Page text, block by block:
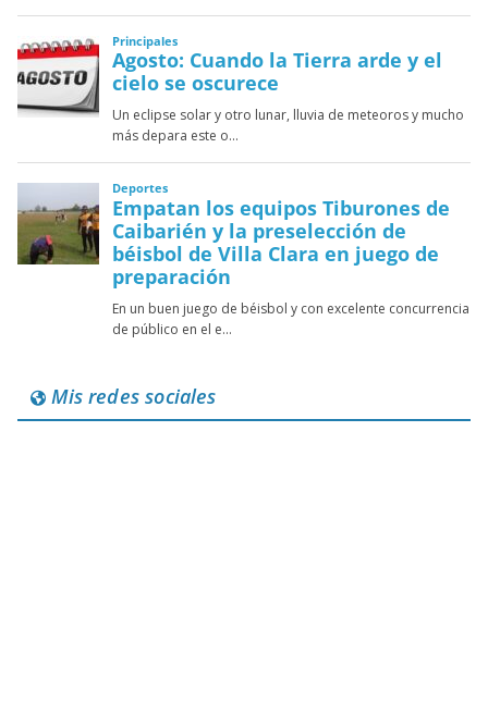
Mis redes sociales